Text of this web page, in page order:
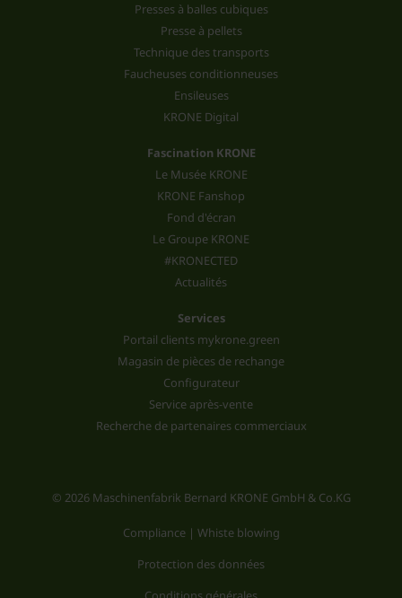
Presses à balles cubiques
Presse à pellets
Technique des transports
Faucheuses conditionneuses
Ensileuses
KRONE Digital
Fascination KRONE
Le Musée KRONE
KRONE Fanshop
Fond d'écran
Le Groupe KRONE
#KRONECTED
Actualités
Services
Portail clients mykrone.green
Magasin de pièces de rechange
Configurateur
Service après-vente
Recherche de partenaires commerciaux
© 2026 Maschinenfabrik Bernard KRONE GmbH & Co.KG
Compliance | Whiste blowing
Protection des données